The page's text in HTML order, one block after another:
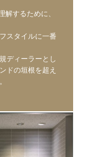
解するために、
スタイルに一番
ディーラーとし
ドの垣根を超え